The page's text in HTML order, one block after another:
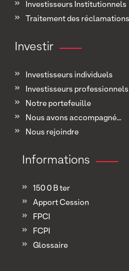
Investisseurs Institutionnels
Traitement des réclamations
Investir
Investisseurs individuels
Investisseurs professionnels
Notre portefeuille
Nous avons accompagné...
Nous rejoindre
Informations
150 0 B ter
Apport Cession
FPCI
FCPI
Glossaire